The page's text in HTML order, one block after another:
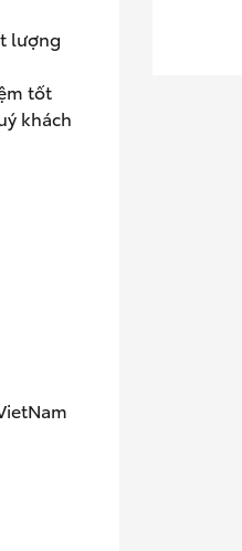
lượng
tốt
khách